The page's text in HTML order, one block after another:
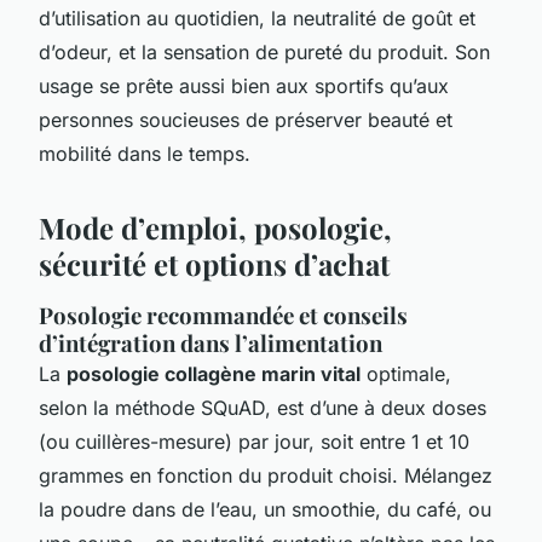
d’utilisation au quotidien, la neutralité de goût et
d’odeur, et la sensation de pureté du produit. Son
usage se prête aussi bien aux sportifs qu’aux
personnes soucieuses de préserver beauté et
mobilité dans le temps.
Mode d’emploi, posologie,
sécurité et options d’achat
Posologie recommandée et conseils
d’intégration dans l’alimentation
La posologie collagène marin vital optimale,
selon la méthode SQuAD, est d’une à deux doses
(ou cuillères-mesure) par jour, soit entre 1 et 10
grammes en fonction du produit choisi. Mélangez
la poudre dans de l’eau, un smoothie, du café, ou